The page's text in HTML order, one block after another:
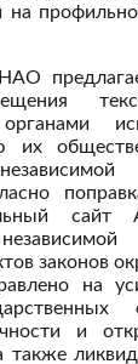
на
их
сайт
законов
на
и
также